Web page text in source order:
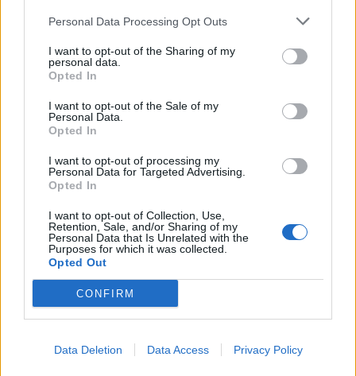
Personal Data Processing Opt Outs
I want to opt-out of the Sharing of my
personal data.
Opted In
I want to opt-out of the Sale of my
Personal Data.
Opted In
I want to opt-out of processing my
Personal Data for Targeted Advertising.
Opted In
I want to opt-out of Collection, Use,
Retention, Sale, and/or Sharing of my
Personal Data that Is Unrelated with the
Purposes for which it was collected.
Opted Out
CONFIRM
Data Deletion Data Access Privacy Policy
MĀJOKLIS
Kurš atbildīgs par īrēta īpašuma apdrošināšanu – īrnieks vai
īpašnieks?